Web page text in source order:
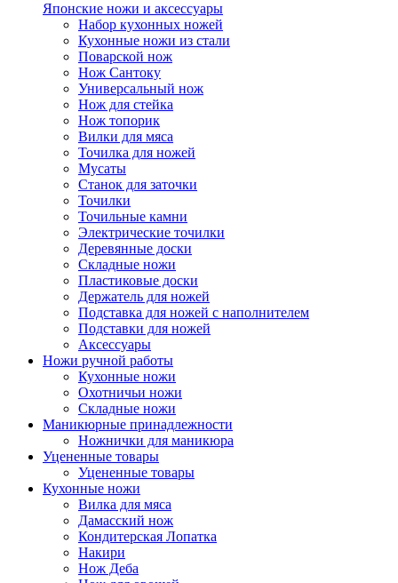
Японские ножи и аксессуары
Набор кухонных ножей
Кухонные ножи из стали
Поварской нож
Нож Сантоку
Универсальный нож
Нож для стейка
Нож топорик
Вилки для мяса
Точилка для ножей
Мусаты
Станок для заточки
Точилки
Точильные камни
Электрические точилки
Деревянные доски
Складные ножи
Пластиковые доски
Держатель для ножей
Подставка для ножей с наполнителем
Подставки для ножей
Аксессуары
Ножи ручной работы
Кухонные ножи
Охотничьи ножи
Складные ножи
Маникюрные принадлежности
Ножнички для маникюра
Уцененные товары
Уцененные товары
Кухонные ножи
Вилка для мяса
Дамасский нож
Кондитерская Лопатка
Накири
Нож Деба